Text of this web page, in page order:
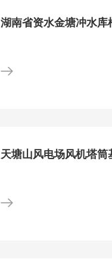
湖南省资水金塘冲水
天塘山风电场风机塔